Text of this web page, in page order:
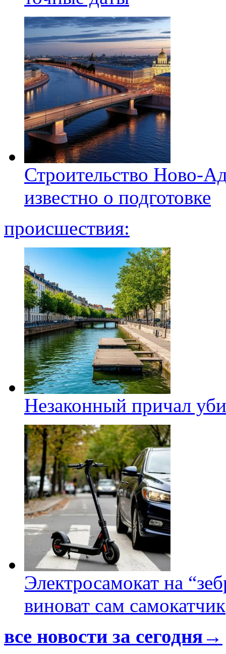
Строительство Ново-
известно о подготовке
происшествия:
Незаконный причал
Электросамокат на
виноват сам самокатчик
все новости за сегодня→